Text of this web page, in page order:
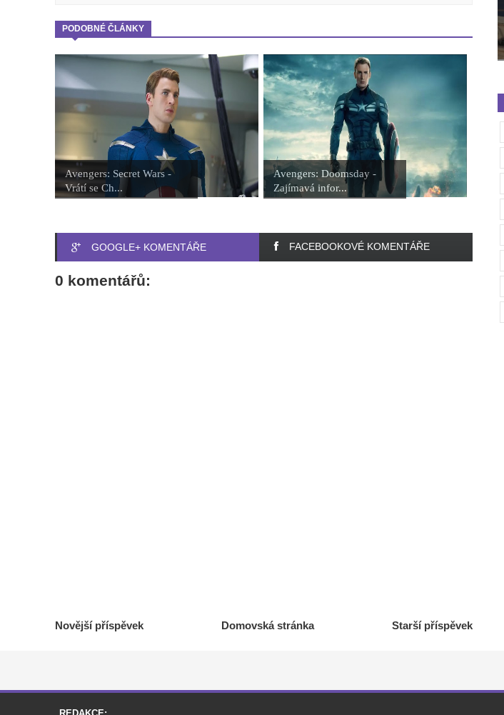
PODOBNÉ ČLÁNKY
Avengers: Secret Wars -
Vrátí se Ch...
Avengers: Doomsday -
Zajímavá infor...
GOOGLE+ KOMENTÁŘE FACEBOOKOVÉ KOMENTÁŘE
0 komentářů:
Novější příspěvek Starší příspěvek
Domovská stránka